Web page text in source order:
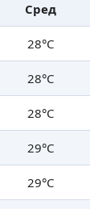
Сред
28°C
28°C
28°C
29°C
29°C